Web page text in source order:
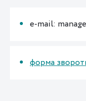
e-mail:
форма